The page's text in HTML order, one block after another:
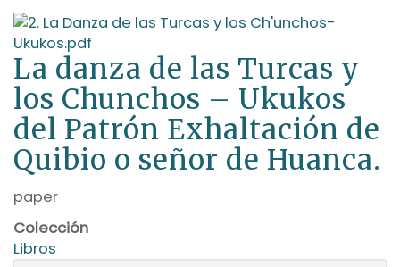
La danza de las Turcas y
los Chunchos – Ukukos
del Patrón Exhaltación de
Quibio o señor de Huanca.
paper
Colección
Libros